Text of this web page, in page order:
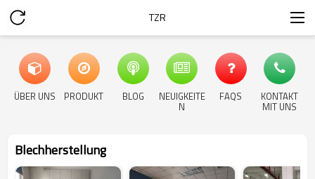
TZR
ÜBER UNS PRODUKT BLOG NEUIGKEITE
N
FAQS KONTAKT
MIT UNS
Blechherstellung